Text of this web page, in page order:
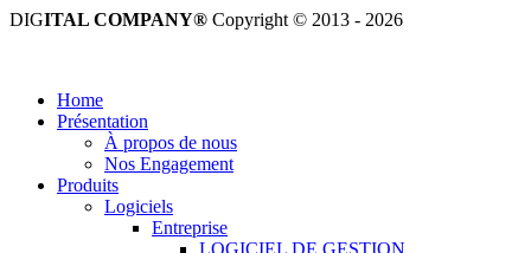
DIGITAL COMPANY® Copyright © 2013 - 2026
Home
Présentation
À propos de nous
Nos Engagement
Produits
Logiciels
Entreprise